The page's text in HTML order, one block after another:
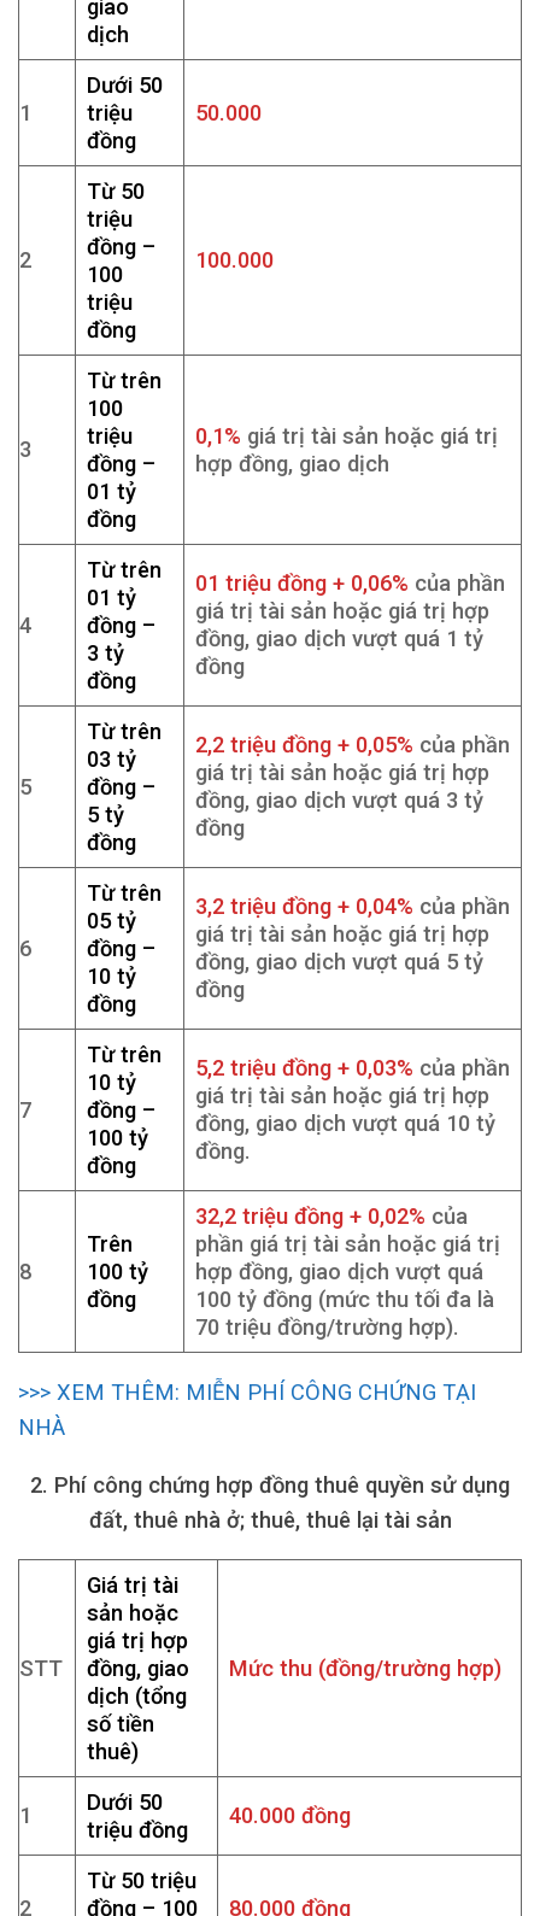
giao
dịch
1
Dưới 50
triệu
đồng
50.000
2
Từ 50
triệu
đồng –
100
triệu
đồng
100.000
3
Từ trên
100
triệu
đồng –
01 tỷ
đồng
0,1% giá trị tài sản hoặc giá trị
hợp đồng, giao dịch
4
Từ trên
01 tỷ
đồng –
3 tỷ
đồng
01 triệu đồng + 0,06% của phần
giá trị tài sản hoặc giá trị hợp
đồng, giao dịch vượt quá 1 tỷ
đồng
5
Từ trên
03 tỷ
đồng –
5 tỷ
đồng
2,2 triệu đồng + 0,05% của phần
giá trị tài sản hoặc giá trị hợp
đồng, giao dịch vượt quá 3 tỷ
đồng
6
Từ trên
05 tỷ
đồng –
10 tỷ
đồng
3,2 triệu đồng + 0,04% của phần
giá trị tài sản hoặc giá trị hợp
đồng, giao dịch vượt quá 5 tỷ
đồng
7
Từ trên
10 tỷ
đồng –
100 tỷ
đồng
5,2 triệu đồng + 0,03% của phần
giá trị tài sản hoặc giá trị hợp
đồng, giao dịch vượt quá 10 tỷ
đồng.
8
Trên
100 tỷ
đồng
32,2 triệu đồng + 0,02% của
phần giá trị tài sản hoặc giá trị
hợp đồng, giao dịch vượt quá
100 tỷ đồng (mức thu tối đa là
70 triệu đồng/trường hợp).
>>> XEM THÊM: MIỄN PHÍ CÔNG CHỨNG TẠI
NHÀ
2. Phí công chứng hợp đồng thuê quyền sử dụng
đất, thuê nhà ở; thuê, thuê lại tài sản
STT
Giá trị tài
sản hoặc
giá trị hợp
đồng, giao
dịch (tổng
số tiền
thuê)
Mức thu (đồng/trường hợp)
1
Dưới 50
triệu đồng
40.000 đồng
2
Từ 50 triệu
đồng – 100
80.000 đồng